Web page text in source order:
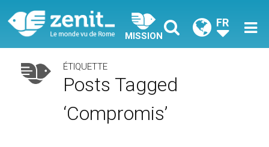
MISSION
FR
ÉTIQUETTE
Posts Tagged
‘compromis’